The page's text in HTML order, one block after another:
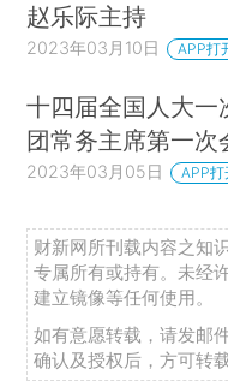
赵乐际主持
2023年03月10日 APP打
十四届全国人大一
团常务主席第一次
2023年03月05日 APP打
财新网所刊载内容之知
专属所有或持有。未经
建立镜像等任何使用。
如有意愿转载，请发邮
确认及授权后，方可转载